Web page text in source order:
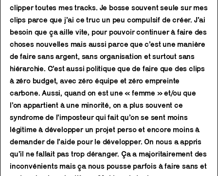
clipper toutes mes tracks. Je bosse souvent seule sur mes
clips parce que j’ai ce truc un peu compulsif de créer. J’ai
besoin que ça aille vite, pour pouvoir continuer à faire des
choses nouvelles mais aussi parce que c’est une manière
de faire sans argent, sans organisation et surtout sans
hiérarchie. C’est aussi politique que de faire que des clips
à zéro budget, avec zéro équipe et zéro empreinte
carbone. Aussi, quand on est une « femme » et/ou que
l’on appartient à une minorité, on a plus souvent ce
syndrome de l’imposteur qui fait qu’on se sent moins
légitime à développer un projet perso et encore moins à
demander de l’aide pour le développer. On nous a appris
qu’il ne fallait pas trop déranger. Ça a majoritairement des
inconvénients mais ça nous pousse parfois à faire sans et